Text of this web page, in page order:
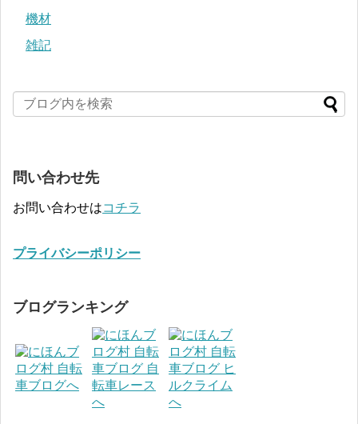
機材
雑記
問い合わせ先
お問い合わせはコチラ
プライバシーポリシー
ブログランキング